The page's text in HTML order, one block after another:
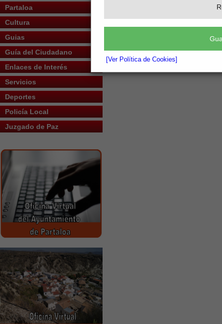
[Ver Política de Cookies]
Partaloa
Cultura
Guias
Guía del Ciudadano
Enlaces de Interés
Servicios
Deportes
Policía Local
Juzgado de Paz